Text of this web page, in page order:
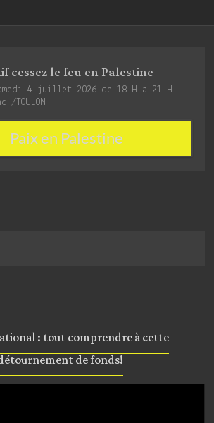
cessez le feu en Palestine
4 juillet 2026 de 18 H a 21 H
TOULON
Paix en Palestine
: tout comprendre à cette
de fonds!